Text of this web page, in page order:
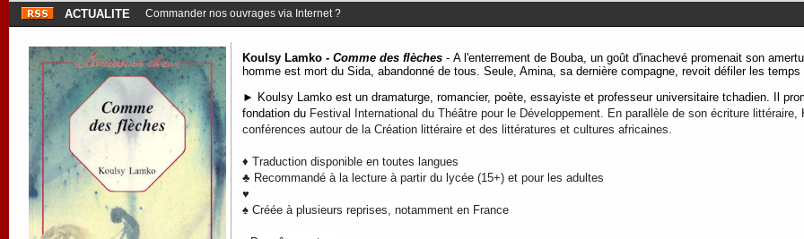
ACTUALITE Commander nos ouvrages via Internet ?
Koulsy Lamko - Comme des flèches - A l'enterrement de Bouba, un goût d'inachevé promenait son
homme est mort du Sida, abandonné de tous. Seule, Amina, sa dernière compagne, revoit défiler les
► Koulsy Lamko est un dramaturge, romancier, poète, essayiste et professeur universitaire tchadien. Il
fondation du Festival International du Théâtre pour le Développement. En parallèle de son écriture
conférences autour de la Création littéraire et des littératures et cultures africaines.
♦ Traduction disponible en toutes langues
♣ Recommandé à la lecture à partir du lycée (15+) et pour les adultes
♥
♠ Créée à plusieurs reprises, notamment en France